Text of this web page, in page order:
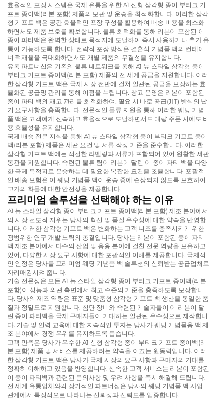
효율적인 포장 시스템은 국제 유통을 위한 A1 신형 삼각형 종이 부티크 기
프트 종이백(리본 포함) 제품의 보관 및 운송을 최적화합니다. 이러한 삼각
형 기프트 백은 공간 효율적인 포장 구성을 활용하여 배송 비용을 최소화
하면서도 제품 보호를 확보합니다. 물류 최적화를 통해 리본이 포함된 이
종이 파티백은 완벽한 상태로 목적지에 도달하여 즉시 사용하거나 추가 유
통이 가능하도록 합니다. 전략적 포장 방식은 결혼식 기념품 백의 컨테이
너 적재율을 극대화하면서도 개별 제품의 무결성을 유지합니다.
유통 파트너십은 기존의 물류 네트워크를 통해 A1 뉴 스타일 삼각형 종이
부티크 기프트 종이백(리본 포함) 제품의 전 세계 공급을 지원합니다. 이러
한 삼각형 기프트 백은 국제 시장 전반에 걸쳐 일관된 공급을 보장하는 효
율화된 공급망 관리를 통해 이점을 누립니다. 창고 운영은 리본이 포함된
종이 파티 백의 재고 관리를 최적화하여, 필요 시 바로 공급(JIT) 방식의 납
기 요구사항을 충족합니다. 전문적인 물류 지원을 통해 이러한 웨딩 기념
품 백은 고객에게 신속하고 효율적으로 도달하면서도 대량 주문 시에도 비
용 효율성을 유지합니다.
국제 배송 전문 지식을 통해 A1 뉴 스타일 삼각형 종이 부티크 기프트 종이
백(리본 포함) 제품은 세관 요건 및 서류 작성 기준을 준수합니다. 이러한
삼각형 기프트 백에는 적절한 라벨링과 서류가 포함되어 있어 원활한 세관
통관을 지원합니다. 숙련된 물류 팀이 리본이 달린 이 종이 파티 백을 다양
한 국제 목적지로 운송하는 데 필요한 복잡한 요건을 조율합니다. 포괄적
인 배송 보험은 이 웨딩 기념품 백이 운송 중에 손상되지 않도록 보호하여
고가의 화물에 대한 안전성을 제공합니다.
프리미엄 솔루션을 선택해야 하는 이유
A1 뉴 스타일 삼각형 종이 부티크 기프트 종이백(리본 포함) 제조 분야에서
의 시장 선도적 지위는 당사의 혁신 및 품질 우수성에 대한 약속을 반영합
니다. 이러한 삼각형 기프트 백은 변화하는 고객 니즈를 충족시키기 위한
광범위한 연구 개발 노력의 총결입니다. 당사는 리본이 포함된 종이 파티
백 제조 분야에서 다수의 산업 및 응용 분야에 걸친 전문 역량을 보유하고
있어, 다양한 시장 요구 사항에 대한 포괄적인 이해를 제공합니다. 국제적
인 인정은 당사를 프리미엄 웨딩 기념품 백 솔루션의 신뢰받는 공급업체로
자리매김시켜 줍니다.
기술 전문성은 모든 A1 뉴 스타일 삼각형 종이 부티크 기프트 종이백(리본
포함)이 성능과 외관 측면에서 최고 수준의 기준을 충족하도록 보장합니
다. 당사의 제조 역량은 표준 및 맞춤형 삼각형 기프트 백 생산을 동일한 품
질과 정밀도로 지원합니다. 첨단 장비와 숙련된 기술자들이 이 리본이 달
린 종이 파티백을 국제 구매자들이 기대하는 일관된 우수성으로 제작합니
다. 기술 및 인력 교육에 대한 지속적인 투자는 당사가 웨딩 기념품용 백 제
조 분야에서 경쟁 우위를 유지하도록 돕습니다.
고객 만족은 당사가 우수한 A1 신형 삼각형 종이 부티크 기프트 종이백(리
본 포함) 제품 및 서비스를 제공하려는 약속을 이끄는 원동력입니다. 이러
한 삼각형 기프트 백은 당사가 국제 시장의 요구 사항과 구매자의 기대를
정확히 이해하고 있음을 반영합니다. 신속한 고객 서비스는 리본이 포함된
이 종이 파티백과 관련된 문의사항 및 우려 사항을 즉시 해결해 드립니다.
전 세계 유통업체와의 장기적인 파트너십은 당사의 웨딩 기념품 백 사업
관계에서 특징적으로 나타나는 신뢰성과 신뢰도를 입증합니다.